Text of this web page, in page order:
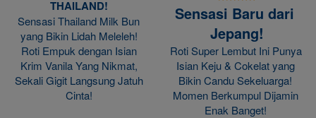
THAILAND!
Sensasi Thailand Milk Bun
yang Bikin Lidah Meleleh!
Roti Empuk dengan Isian
Krim Vanila Yang Nikmat,
Sekali Gigit Langsung Jatuh
Cinta!
Sensasi Baru dari
Jepang!
Roti Super Lembut Ini Punya
Isian Keju & Cokelat yang
Bikin Candu Sekeluarga!
Momen Berkumpul Dijamin
Enak Banget!